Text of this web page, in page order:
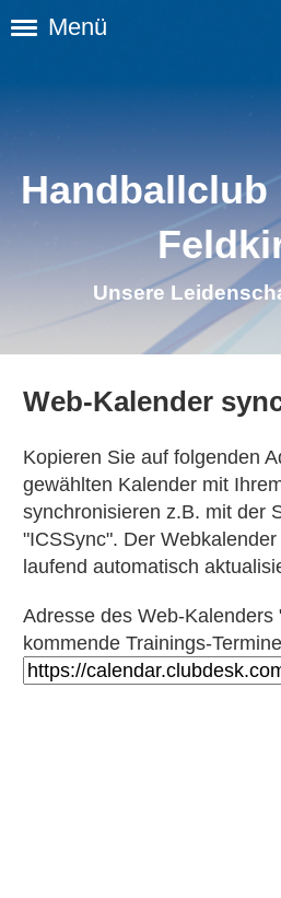
Menü
Handballclub
Unsere
Web-Kalender
Kopieren Sie auf folgenden
gewählten Kalender mit
synchronisieren z.B. mit der
"ICSSync". Der
laufend automatisch
Adresse des Web-Kalenders
kommende Trainings-